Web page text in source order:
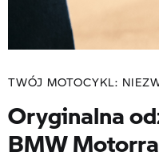
TWÓJ MOTOCYKL:
Oryginalna
BMW